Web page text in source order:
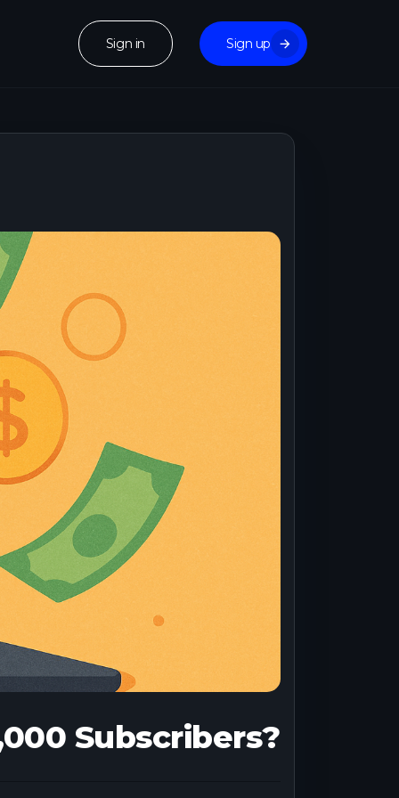
Sign in Sign up
Subscribers?